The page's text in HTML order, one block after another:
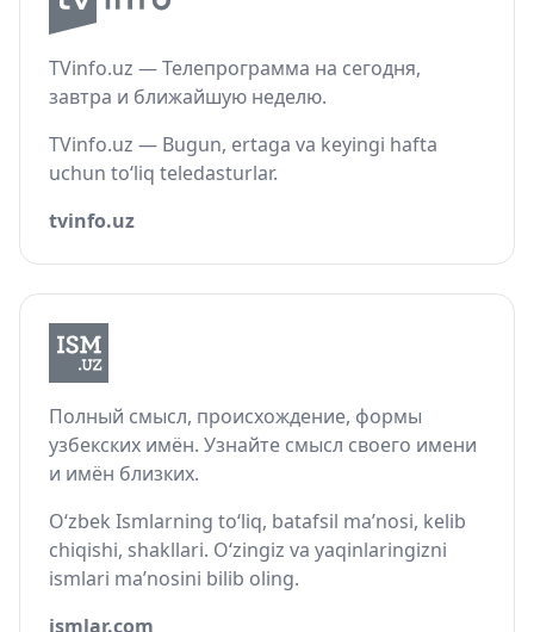
TVinfo.uz — Телепрограмма на сегодня,
завтра и ближайшую неделю.
TVinfo.uz — Bugun, ertaga va keyingi hafta
uchun to‘liq teledasturlar.
tvinfo.uz
Полный смысл, происхождение, формы
узбекских имён. Узнайте смысл своего имени
и имён близких.
O‘zbek Ismlarning to‘liq, batafsil ma’nosi, kelib
chiqishi, shakllari. O‘zingiz va yaqinlaringizni
ismlari ma’nosini bilib oling.
ismlar.com